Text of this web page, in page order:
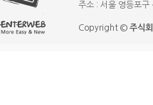
주소 : 서울 영등포
Copyright © 주식